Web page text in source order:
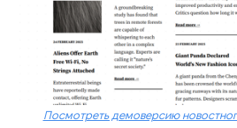
Посмотреть демоверсию